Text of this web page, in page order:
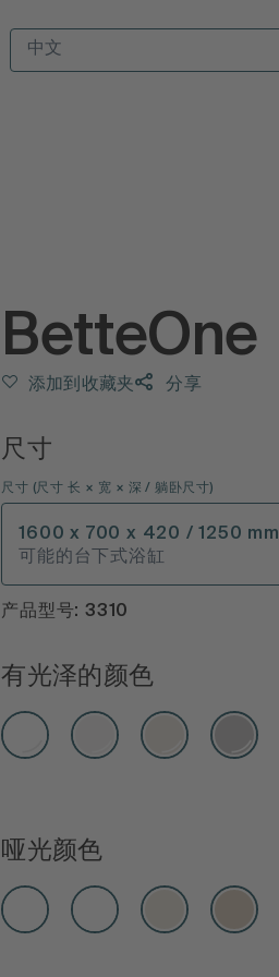
中文
BetteOne
添加到收藏夹 分享
尺寸
尺寸 (尺寸 长 × 宽 × 深 / 躺卧尺寸)
1600 x 700 x 420 / 1250 mm
可能的台下式浴缸
产品型号: 3310
有光泽的颜色
哑光颜色